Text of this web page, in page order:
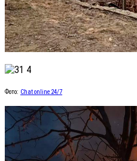
Фото: Chat online 24/7